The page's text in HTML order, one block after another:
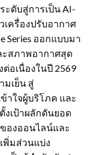
ะดับสู่การเป็น AI-
เครื่องปรับอากาศ
Series ออกแบบมา
สภาพอากาศสุด
อเนื่องในปี 2569
มเย็น สู่
าใจผู้บริโภค และ
เป้าผลักดันยอด
องออนไลน์และ
พิ่มส่วนแบ่ง